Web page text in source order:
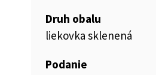
Druh obalu
liekovka sklenená
Podanie